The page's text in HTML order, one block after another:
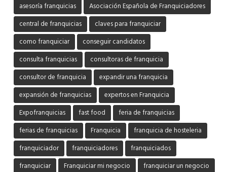
asesoría franquicias
Asociación Española de Franquiciadores
central de franquicias
claves para franquiciar
como franquiciar
conseguir candidatos
consulta franquicias
consultoras de franquicia
consultor de franquicia
expandir una franquicia
expansión de franquicias
expertos en Franquicia
Expofranquicias
fast food
feria de franquicias
ferias de franquicias
Franquicia
franquicia de hosteleria
franquiciador
franquiciadores
franquiciados
franquiciar
Franquiciar mi negocio
franquiciar un negocio